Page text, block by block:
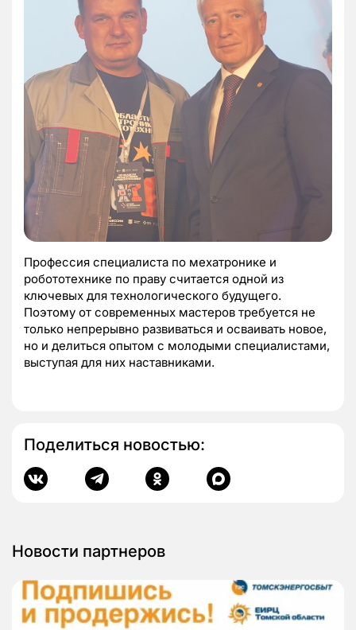
Профессия специалиста по мехатронике и
робототехнике по праву считается одной из
ключевых для технологического будущего.
Поэтому от современных мастеров требуется не
только непрерывно развиваться и осваивать новое,
но и делиться опытом с молодыми специалистами,
выступая для них наставниками.
Поделиться новостью:
Новости партнеров